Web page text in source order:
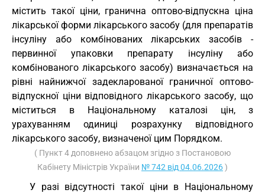
містить такої ціни, гранична оптово-відпускна ціна
лікарської форми лікарського засобу (для препаратів
інсуліну або комбінованих лікарських засобів -
первинної упаковки препарату інсуліну або
комбінованого лікарського засобу) визначається на
рівні найнижчої задекларованої граничної оптово-
відпускної ціни відповідного лікарського засобу, що
міститься в Національному каталозі цін, з
урахуванням одиниці розрахунку відповідного
лікарського засобу, визначеної цим Порядком.
( Пункт 4 доповнено абзацом згідно з Постановою
Кабінету Міністрів України № 742 від 04.06.2026)
У разі відсутності такої ціни в Національному